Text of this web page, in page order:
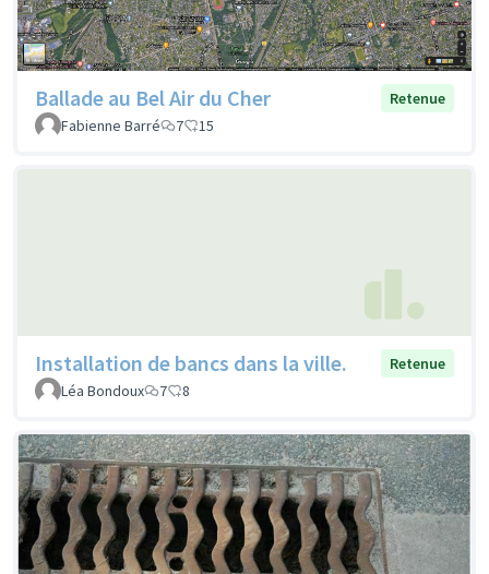
Ballade au Bel Air du Cher
Retenue
Fabienne Barré
7 15
Installation de bancs dans la ville.
Retenue
Léa Bondoux
7 8